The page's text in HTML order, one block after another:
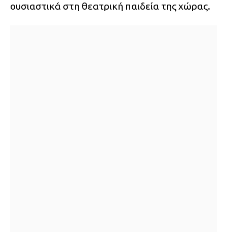
ουσιαστικά στη θεατρική παιδεία της χώρας.